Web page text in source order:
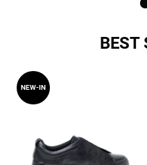
BEST
NEW-IN